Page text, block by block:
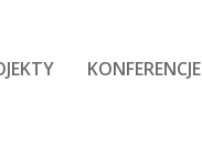
KONFERENCJE